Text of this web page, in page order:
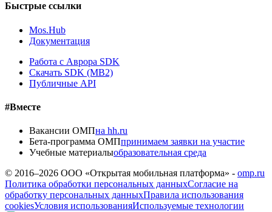
Быстрые ссылки
Mos.Hub
Документация
Работа с Аврора SDK
Скачать SDK (MB2)
Публичные API
#Вместе
Вакансии ОМПна hh.ru
Бета-программа ОМПпринимаем заявки на участие
Учебные материалыобразовательная среда
© 2016–2026 ООО «Открытая мобильная платформа» - omp.ru
Политика обработки персональных данныхСогласие на
обработку персональных данныхПравила использования
cookiesУсловия использованияИспользуемые технологии